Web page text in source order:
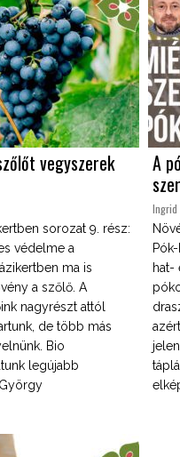
vegyszerek
sorozat 9. rész:
védelme a
ma is
a szőlő. A
nagyrészt attól
de több más
Bio
legújabb
A
Ingrid
hat-